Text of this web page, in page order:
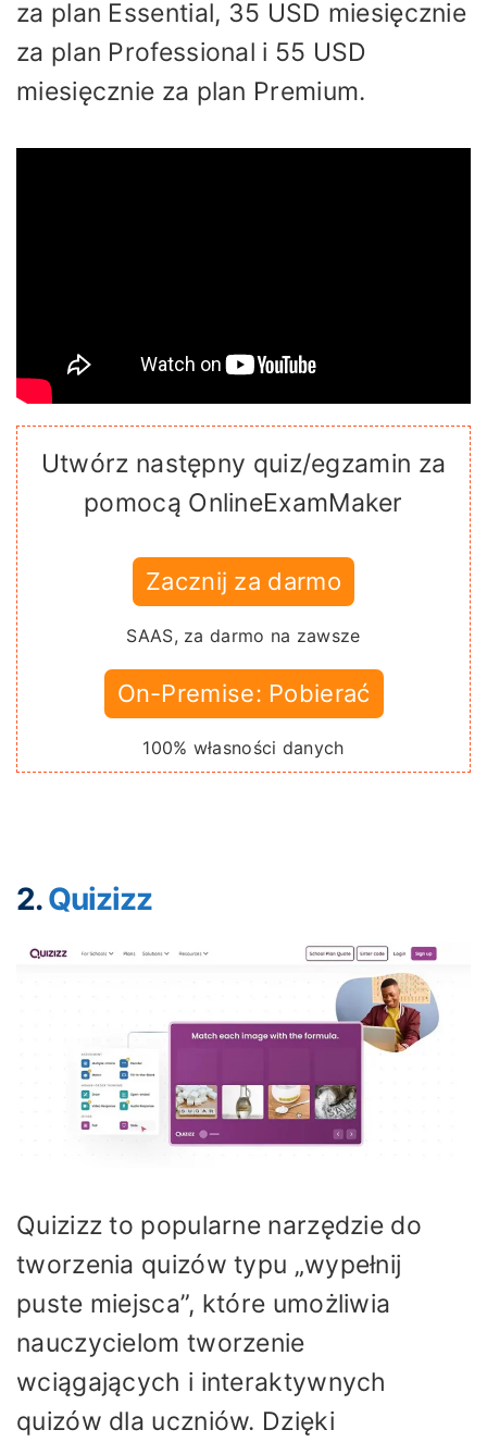
za plan Essential, 35 USD miesięcznie
za plan Professional i 55 USD
miesięcznie za plan Premium.
Utwórz następny quiz/egzamin za
pomocą OnlineExamMaker
Zacznij za darmo
SAAS, za darmo na zawsze
On-Premise: Pobierać
100% własności danych
2.Quizizz
Quizizz to popularne narzędzie do
tworzenia quizów typu „wypełnij
puste miejsca”, które umożliwia
nauczycielom tworzenie
wciągających i interaktywnych
quizów dla uczniów. Dzięki